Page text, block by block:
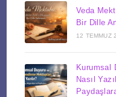
Veda
Bir Dille
12 TEMMUZ
Kurumsal
Nasıl